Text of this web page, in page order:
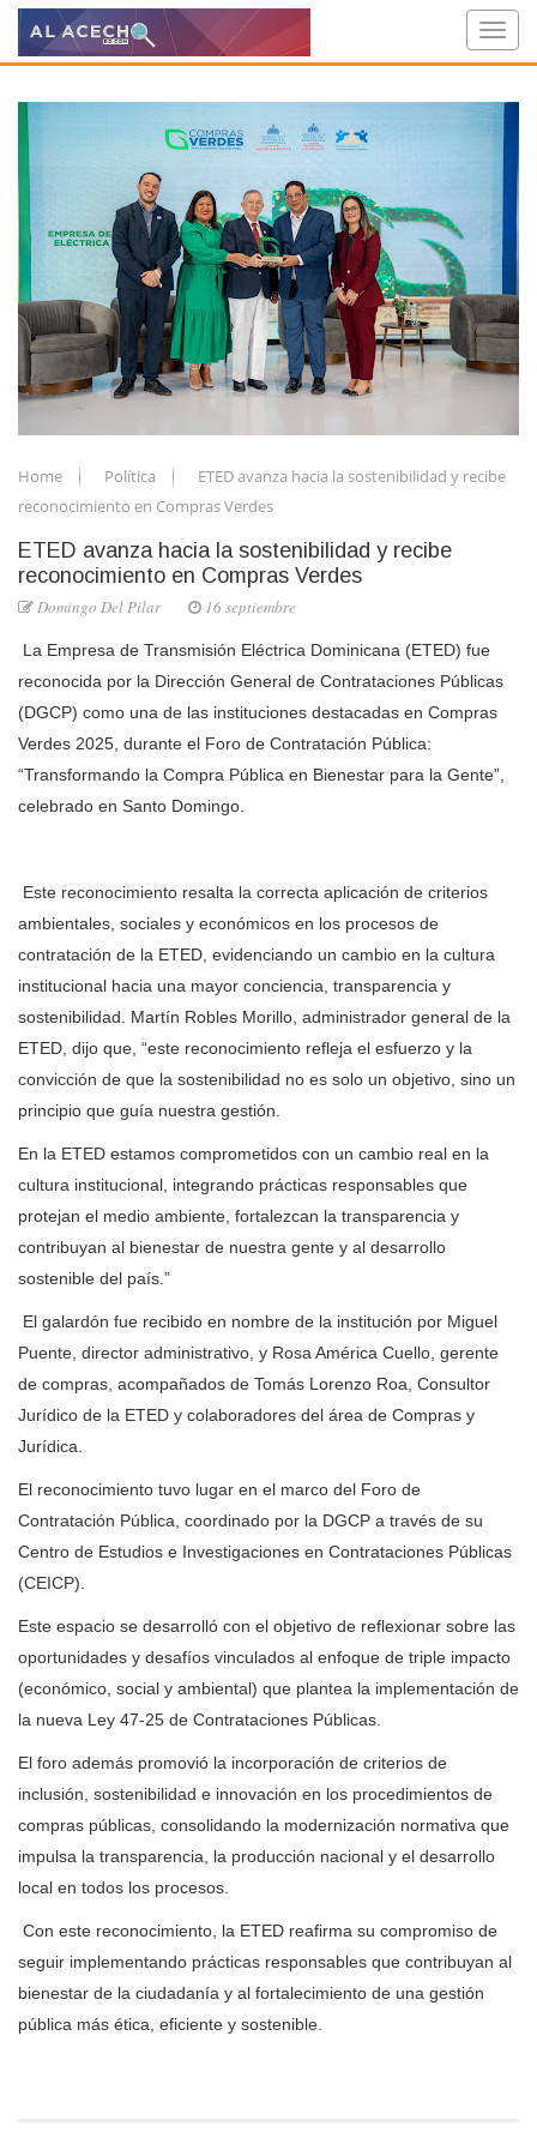
Home Política
ETED avanza hacia la sostenibilidad y recibe
reconocimiento en Compras Verdes
ETED avanza hacia la sostenibilidad y recibe
reconocimiento en Compras Verdes
Domingo Del Pilar 16 septiembre
La Empresa de Transmisión Eléctrica Dominicana (ETED) fue
reconocida por la Dirección General de Contrataciones Públicas
(DGCP) como una de las instituciones destacadas en Compras
Verdes 2025, durante el Foro de Contratación Pública:
“Transformando la Compra Pública en Bienestar para la Gente”,
celebrado en Santo Domingo.
Este reconocimiento resalta la correcta aplicación de criterios
ambientales, sociales y económicos en los procesos de
contratación de la ETED, evidenciando un cambio en la cultura
institucional hacia una mayor conciencia, transparencia y
sostenibilidad. Martín Robles Morillo, administrador general de la
ETED, dijo que, “este reconocimiento refleja el esfuerzo y la
convicción de que la sostenibilidad no es solo un objetivo, sino un
principio que guía nuestra gestión.
En la ETED estamos comprometidos con un cambio real en la
cultura institucional, integrando prácticas responsables que
protejan el medio ambiente, fortalezcan la transparencia y
contribuyan al bienestar de nuestra gente y al desarrollo
sostenible del país.”
El galardón fue recibido en nombre de la institución por Miguel
Puente, director administrativo, y Rosa América Cuello, gerente
de compras, acompañados de Tomás Lorenzo Roa, Consultor
Jurídico de la ETED y colaboradores del área de Compras y
Jurídica.
El reconocimiento tuvo lugar en el marco del Foro de
Contratación Pública, coordinado por la DGCP a través de su
Centro de Estudios e Investigaciones en Contrataciones Públicas
(CEICP).
Este espacio se desarrolló con el objetivo de reflexionar sobre las
oportunidades y desafíos vinculados al enfoque de triple impacto
(económico, social y ambiental) que plantea la implementación de
la nueva Ley 47-25 de Contrataciones Públicas.
El foro además promovió la incorporación de criterios de
inclusión, sostenibilidad e innovación en los procedimientos de
compras públicas, consolidando la modernización normativa que
impulsa la transparencia, la producción nacional y el desarrollo
local en todos los procesos.
Con este reconocimiento, la ETED reafirma su compromiso de
seguir implementando prácticas responsables que contribuyan al
bienestar de la ciudadanía y al fortalecimiento de una gestión
pública más ética, eficiente y sostenible.